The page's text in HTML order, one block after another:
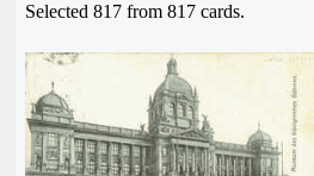
Selected 817 from 817 cards.